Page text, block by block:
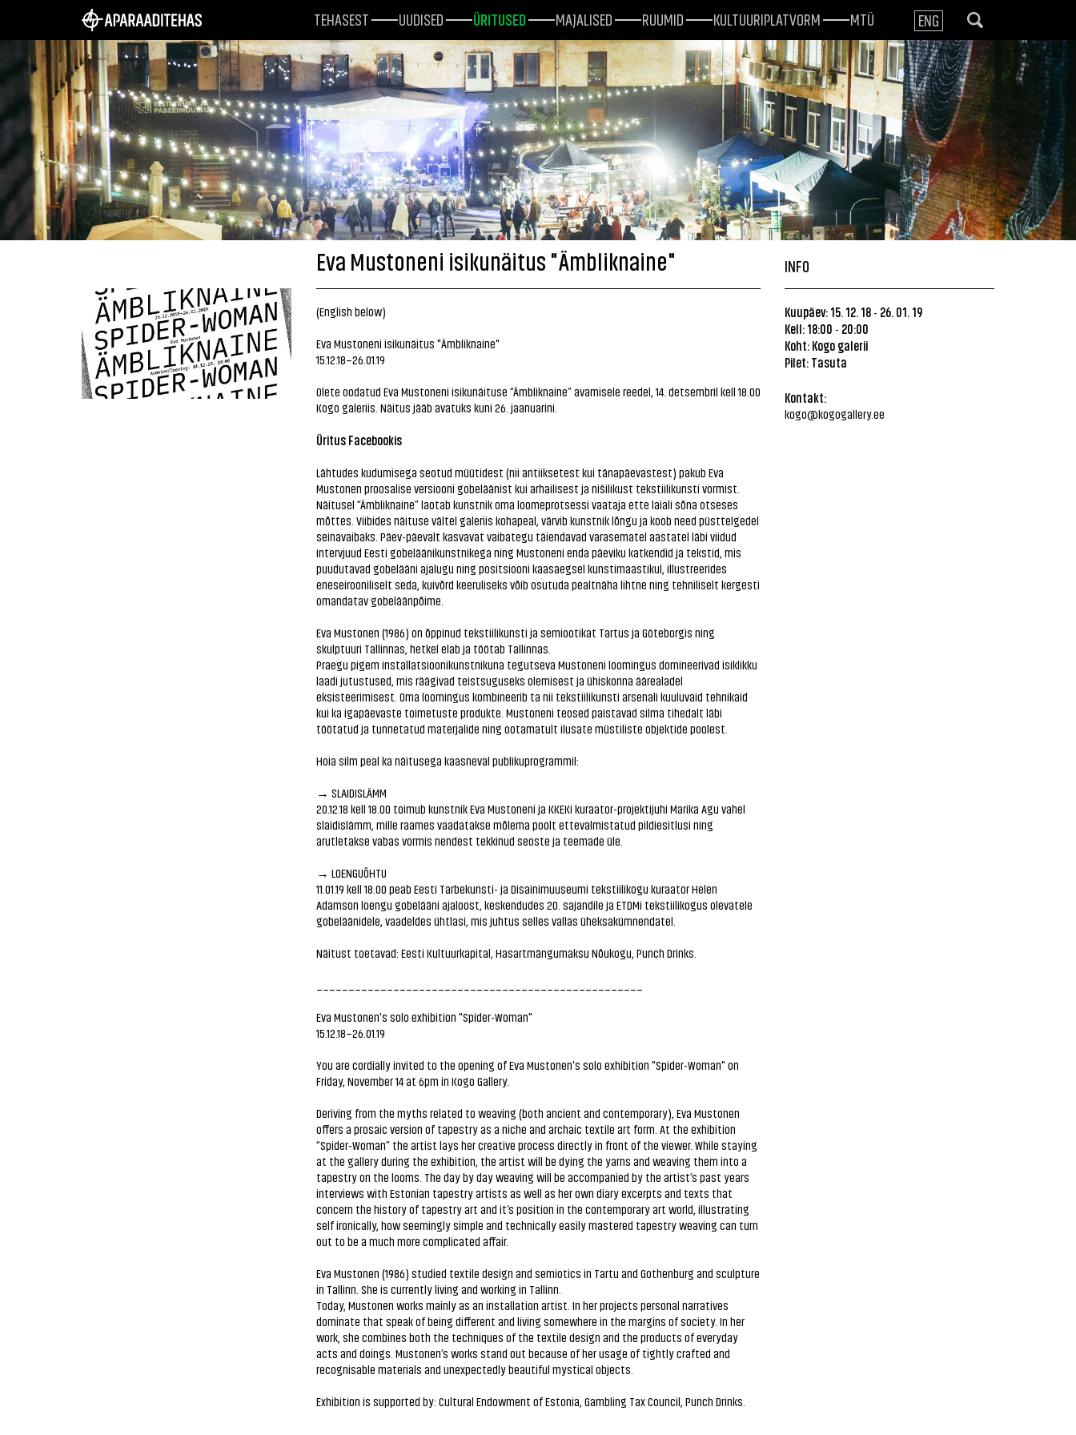
TEHASEST UUDISED ÜRITUSED MAJALISED RUUMID KULTUURIPLATVORM MTÜ ENG
Eva Mustoneni isikunäitus "Ämbliknaine"
(English below)
Eva Mustoneni isikunäitus "Ämbliknaine"
15.12.18–26.01.19
Olete oodatud Eva Mustoneni isikunäituse “Ämbliknaine” avamisele reedel, 14. detsembril kell 18.00
Kogo galeriis. Näitus jääb avatuks kuni 26. jaanuarini.
Üritus Facebookis
Lähtudes kudumisega seotud müütidest (nii antiiksetest kui tänapäevastest) pakub Eva
Mustonen proosalise versiooni gobeläänist kui arhailisest ja nišilikust tekstiilikunsti vormist.
Näitusel “Ämbliknaine” laotab kunstnik oma loomeprotsessi vaataja ette laiali sõna otseses
mõttes. Viibides näituse vältel galeriis kohapeal, värvib kunstnik lõngu ja koob need püsttelgedel
seinavaibaks. Päev-päevalt kasvavat vaibategu täiendavad varasematel aastatel läbi viidud
intervjuud Eesti gobeläänikunstnikega ning Mustoneni enda päeviku katkendid ja tekstid, mis
puudutavad gobelääni ajalugu ning positsiooni kaasaegsel kunstimaastikul, illustreerides
eneseirooniliselt seda, kuivõrd keeruliseks võib osutuda pealtnäha lihtne ning tehniliselt kergesti
omandatav gobeläänpõime.
Eva Mustonen (1986) on õppinud tekstiilikunsti ja semiootikat Tartus ja Göteborgis ning
skulptuuri Tallinnas, hetkel elab ja töötab Tallinnas.
Praegu pigem installatsioonikunstnikuna tegutseva Mustoneni loomingus domineerivad isiklikku
laadi jutustused, mis räägivad teistsuguseks olemisest ja ühiskonna äärealadel
eksisteerimisest. Oma loomingus kombineerib ta nii tekstiilikunsti arsenali kuuluvaid tehnikaid
kui ka igapäevaste toimetuste produkte. Mustoneni teosed paistavad silma tihedalt läbi
töötatud ja tunnetatud materjalide ning ootamatult ilusate müstiliste objektide poolest.
Hoia silm peal ka näitusega kaasneval publikuprogrammil:
→ SLAIDISLÄMM
20.12.18 kell 18.00 toimub kunstnik Eva Mustoneni ja KKEKi kuraator-projektijuhi Marika Agu vahel
slaidislämm, mille raames vaadatakse mõlema poolt ettevalmistatud pildiesitlusi ning
arutletakse vabas vormis nendest tekkinud seoste ja teemade üle.
→ LOENGUÕHTU
11.01.19 kell 18.00 peab Eesti Tarbekunsti- ja Disainimuuseumi tekstiilikogu kuraator Helen
Adamson loengu gobelääni ajaloost, keskendudes 20. sajandile ja ETDMi tekstiilikogus olevatele
gobeläänidele, vaadeldes ühtlasi, mis juhtus selles vallas üheksakümnendatel.
Näitust toetavad: Eesti Kultuurkapital, Hasartmängumaksu Nõukogu, Punch Drinks.
Eva Mustonen's solo exhibition "Spider-Woman"
15.12.18–26.01.19
You are cordially invited to the opening of Eva Mustonen's solo exhibition "Spider-Woman" on
Friday, November 14 at 6pm in Kogo Gallery.
Deriving from the myths related to weaving (both ancient and contemporary), Eva Mustonen
offers a prosaic version of tapestry as a niche and archaic textile art form. At the exhibition
“Spider-Woman” the artist lays her creative process directly in front of the viewer. While staying
at the gallery during the exhibition, the artist will be dying the yarns and weaving them into a
tapestry on the looms. The day by day weaving will be accompanied by the artist’s past years
interviews with Estonian tapestry artists as well as her own diary excerpts and texts that
concern the history of tapestry art and it’s position in the contemporary art world, illustrating
self ironically, how seemingly simple and technically easily mastered tapestry weaving can turn
out to be a much more complicated affair.
Eva Mustonen (1986) studied textile design and semiotics in Tartu and Gothenburg and sculpture
in Tallinn. She is currently living and working in Tallinn.
Today, Mustonen works mainly as an installation artist. In her projects personal narratives
dominate that speak of being different and living somewhere in the margins of society. In her
work, she combines both the techniques of the textile design and the products of everyday
acts and doings. Mustonen’s works stand out because of her usage of tightly crafted and
recognisable materials and unexpectedly beautiful mystical objects.
Exhibition is supported by: Cultural Endowment of Estonia, Gambling Tax Council, Punch Drinks.
INFO
Kuupäev: 15. 12. 18- 26. 01. 19
Kell: 18:00 - 20:00
Koht: Kogo galerii
Pilet: Tasuta
Kontakt:
kogo@kogogallery.ee